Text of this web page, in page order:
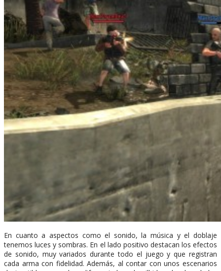
En cuanto a aspectos como el sonido, la música y el doblaje
tenemos luces y sombras. En el lado positivo destacan los efectos
de sonido, muy variados durante todo el juego y que registran
cada arma con fidelidad. Además, al contar con unos escenarios